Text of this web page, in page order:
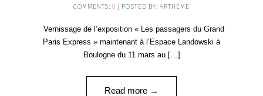
COMMENTS: 0 | POSTED BY: ARTHEME
Vernissage de l’exposition « Les passagers du Grand
Paris Express » maintenant à l’Espace Landowski à
Boulogne du 11 mars au […]
Read more →